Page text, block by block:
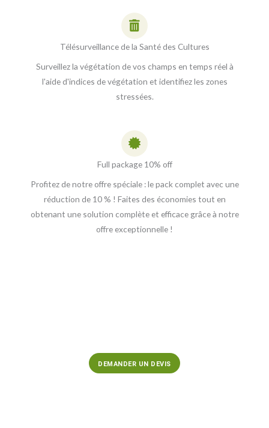
Télésurveillance de la Santé des Cultures
Surveillez la végétation de vos champs en temps réel à
l'aide d'indices de végétation et identifiez les zones
stressées.
Full package 10% off
Profitez de notre offre spéciale : le pack complet avec une
réduction de 10 % ! Faites des économies tout en
obtenant une solution complète et efficace grâce à notre
offre exceptionnelle !
DEMANDER UN DEVIS